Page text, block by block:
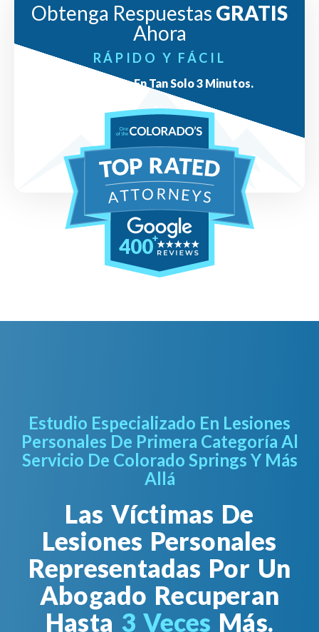
Obtenga Respuestas GRATIS
Ahora
RÁPIDO Y FÁCIL
Respuestas En Tan Solo 3 Minutos.
400
Estudio Especializado En Lesiones
Personales De Primera Categoría Al
Servicio De Colorado Springs Y Más
Allá
Las Víctimas De
Lesiones Personales
Representadas Por Un
Abogado Recuperan
Hasta 3 Veces Más.